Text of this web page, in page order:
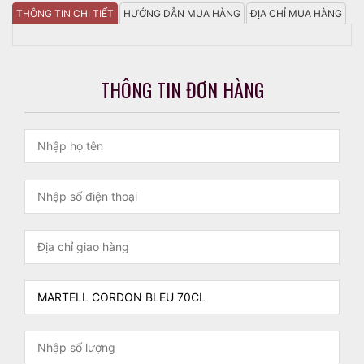
THÔNG TIN CHI TIẾT HƯỚNG DẪN MUA HÀNG ĐỊA CHỈ MUA HÀNG
THÔNG TIN ĐƠN HÀNG